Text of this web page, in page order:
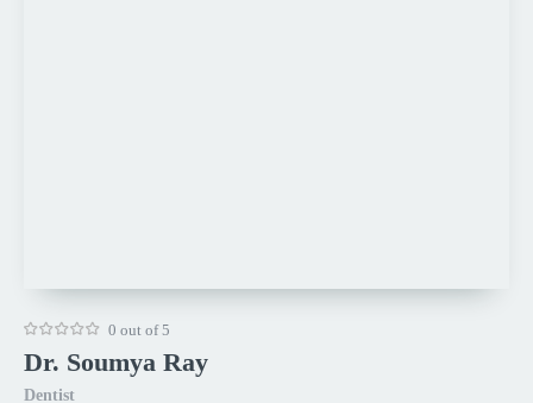
0 out of 5
Dr. Soumya Ray
Dentist